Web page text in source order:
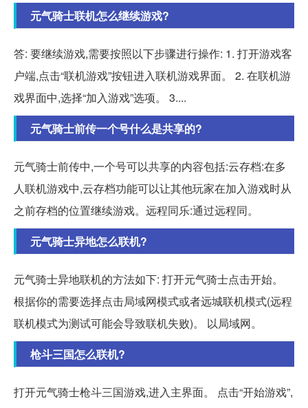
元气骑士联机怎么继续游戏?
答: 要继续游戏,需要按照以下步骤进行操作: 1. 打开游戏客
户端,点击“联机游戏”按钮进入联机游戏界面。 2. 在联机游
戏界面中,选择“加入游戏”选项。 3....
元气骑士前传一个号什么是共享的?
元气骑士前传中,一个号可以共享的内容包括:云存档:在多
人联机游戏中,云存档功能可以让其他玩家在加入游戏时从
之前存档的位置继续游戏。远程同乐:通过远程同。
元气骑士异地怎么联机?
元气骑士异地联机的方法如下: 打开元气骑士点击开始。
根据你的需要选择点击局域网模式或者远城联机模式(远程
联机模式为测试可能会导致联机失败)。 以局域网。
枪斗三国怎么联机?
打开元气骑士枪斗三国游戏,进入主界面。 点击“开始游戏”,